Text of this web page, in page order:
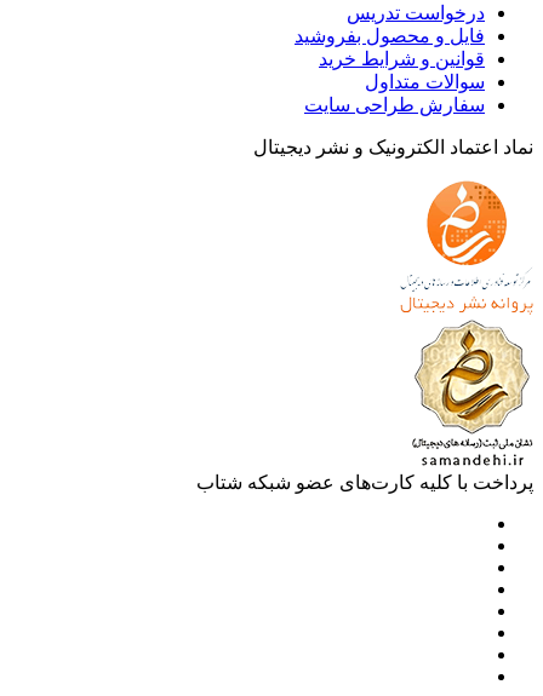
درخواست تدریس
فایل و محصول بفروشید
قوانین و شرایط خرید
سوالات متداول
سفارش طراحی سایت
اعتماد الکترونیک و نشر دیجیتال
با کلیه کارت‌های عضو شبکه شتاب